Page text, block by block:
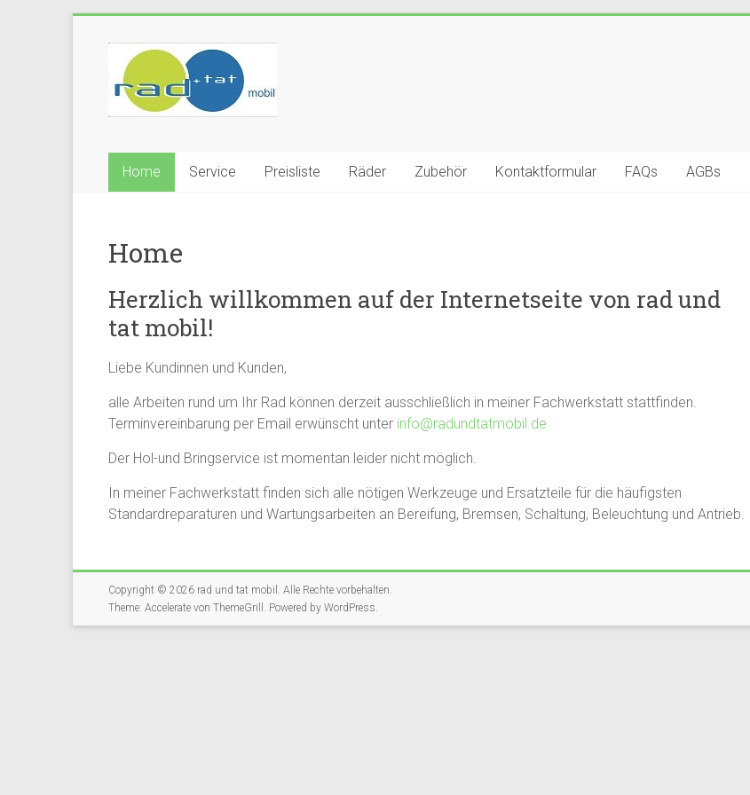
rad
und
mobil
Fahrradservice
in
Radolfzell
am
Bodensee
Home Service Preisliste Räder Zubehör Kontaktformular FAQs AGBs
Home
Herzlich willkommen auf der Internetseite von rad und
tat mobil!
Liebe Kundinnen und Kunden,
alle Arbeiten rund um Ihr Rad können derzeit ausschließlich in meiner Fachwerkstatt stattfinden.
Terminvereinbarung per Email erwünscht unter info@radundtatmobil.de
Der Hol-und Bringservice ist momentan leider nicht möglich.
In meiner Fachwerkstatt finden sich alle nötigen Werkzeuge und Ersatzteile für die häufigsten
Standardreparaturen und Wartungsarbeiten an Bereifung, Bremsen, Schaltung, Beleuchtung und Antrieb.
Copyright © 2026 rad und tat mobil . Alle Rechte vorbehalten.
Theme: Accelerate von ThemeGrill. Powered by WordPress.